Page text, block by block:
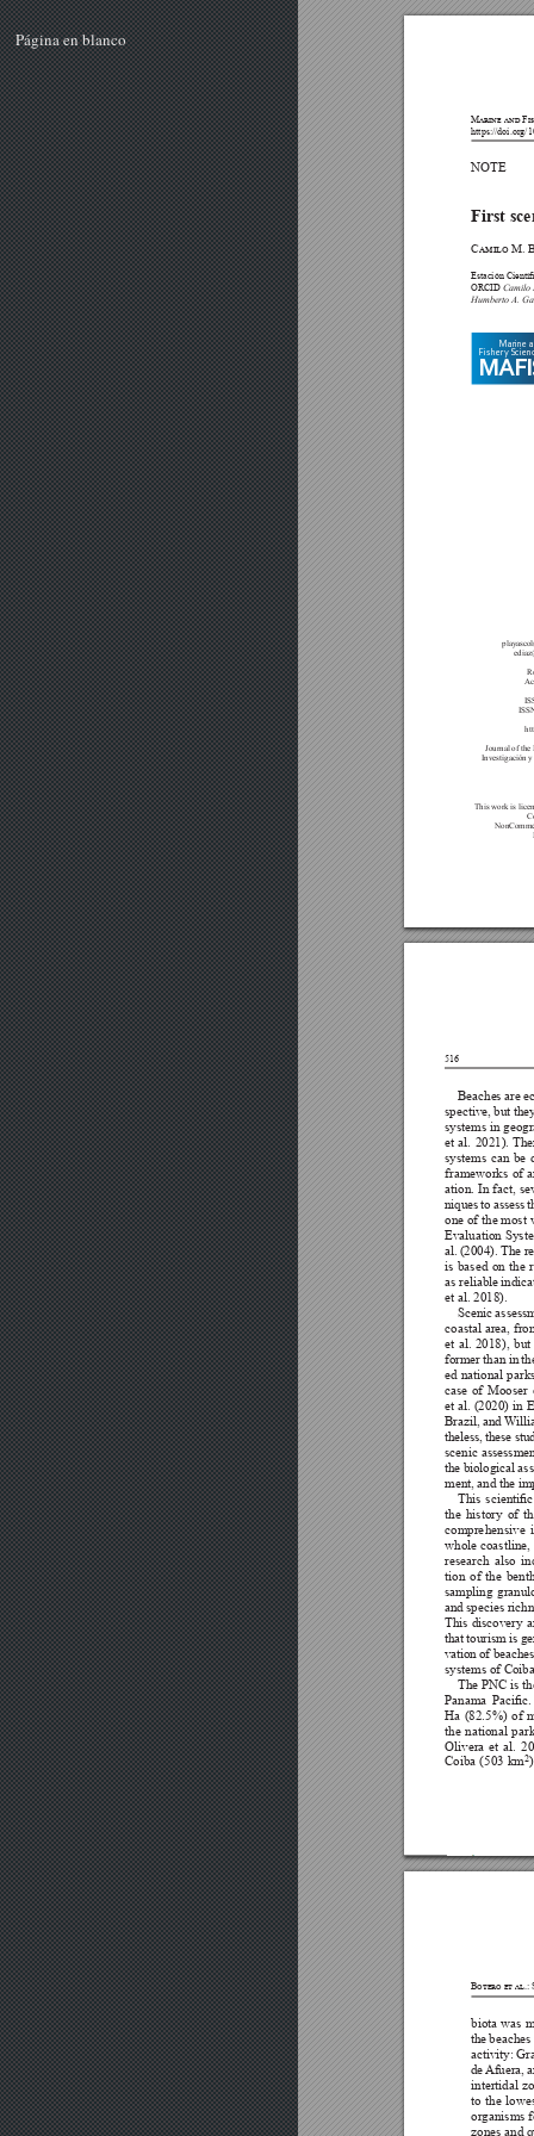
Página en blanco

First
Camilo
Humberto A.
Marine
Fishery
516



  
  
 

 



 
   



  


 
  


  




  

 
 


 




  
 
  
  
Botero et al.:





 